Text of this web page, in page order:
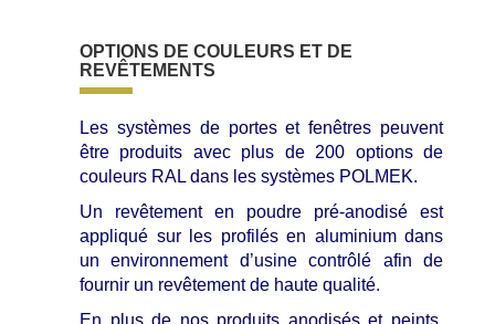
OPTIONS DE COULEURS ET DE
REVÊTEMENTS
Les systèmes de portes et fenêtres peuvent
être produits avec plus de 200 options de
couleurs RAL dans les systèmes POLMEK.
Un revêtement en poudre pré-anodisé est
appliqué sur les profilés en aluminium dans
un environnement d’usine contrôlé afin de
fournir un revêtement de haute qualité.